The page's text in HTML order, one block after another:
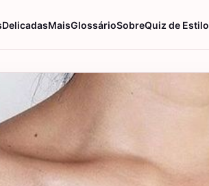
DelicadasMaisGlossárioSobreQuiz de Estilo